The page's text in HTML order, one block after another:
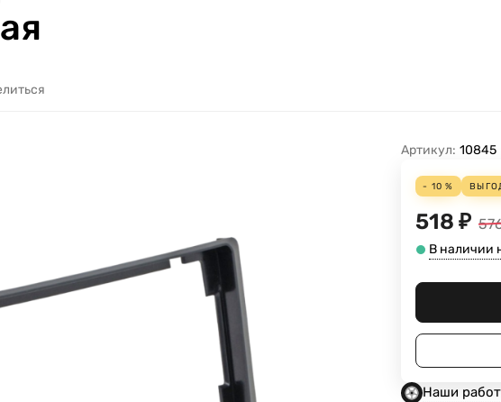
Артикул: 10845
- 10 %
518 ₽
В наличии
Наши